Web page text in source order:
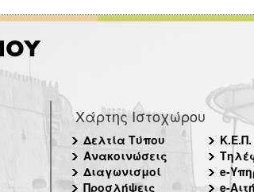
Χάρτης Ιστοχώρου
Δελτία Τύπου
Ανακοινώσεις
Διαγωνισμοί
Προσλήψεις
Κ.Ε.Π.
e-
e-